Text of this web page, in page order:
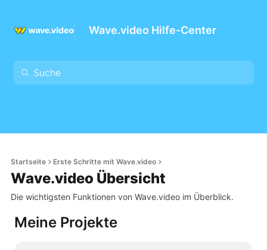
Wave.video Hilfe-Center
Startseite Erste Schritte mit Wave.video
Wave.video Übersicht
Die wichtigsten Funktionen von Wave.video im Überblick.
Meine Projekte